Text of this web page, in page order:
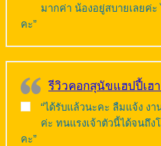
มากค่า น้องอยู่สบายเลยค่
คะ”
รีวิวคอกสุนัขแฮปปี้เฮ
“ได้รับแล้วนะคะ ลืมแจ้ง ง
ค่ะ ทนแรงเจ้าตัวนี้ได้จนถึ
คะ”